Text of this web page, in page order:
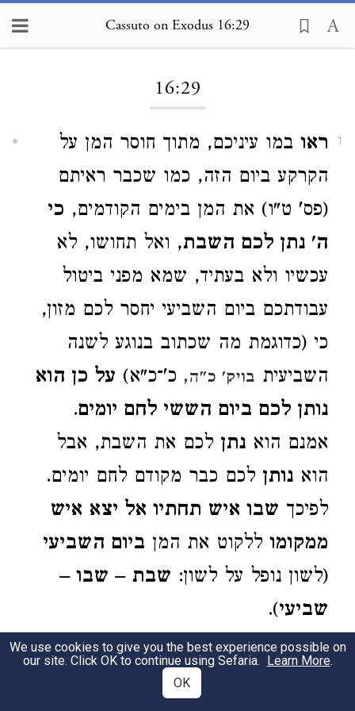
Cassuto on Exodus 16:29
16:29
1 ראו במו עיניכם, מתוך חוסר המן על
הקרקע ביום הזה, כמו שכבר ראיתם
(פס' ט"ו) את המן בימים הקודמים, כי
ה' נתן לכם השבת, ואל תחושו, לא
עכשיו ולא בעתיד, שמא מפני ביטול
עבודתכם ביום השביעי יחסר לכם מזון,
כי (כדוגמת מה שכתוב בנוגע לשנה
השביעית בויק' כ"ה, כ'־כ"א) על כן הוא
נותן לכם ביום הששי לחם יומים.
אמנם הוא נתן לכם את השבת, אבל
הוא נותן לכם כבר מקודם לחם יומים.
לפיכך שבו איש תחתיו אל יצא איש
ממקומו ללקוט את המן ביום השביעי
(לשון נופל על לשון: שבת – שבו –
שביעי).
16:30
We use cookies to give you the best experience possible on
our site. Click OK to continue using Sefaria. Learn More.
OK